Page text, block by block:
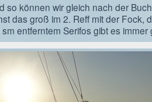
so können wir gleich nach der
das groß im 2. Reff mit der Fock,
entferntem Serifos gibt es immer